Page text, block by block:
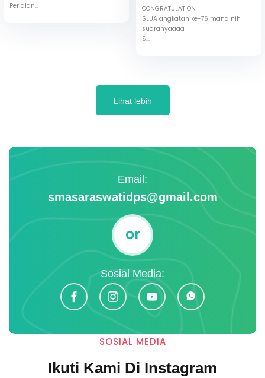
Perjalan...
CONGRATULATION
SLUA angkatan ke-76 mana nih
suaranyaaaa
S...
Lihat lebih
Email:
smasaraswatidps@gmail.com
or
Sosial Media:
SOSIAL MEDIA
Ikuti Kami Di Instagram